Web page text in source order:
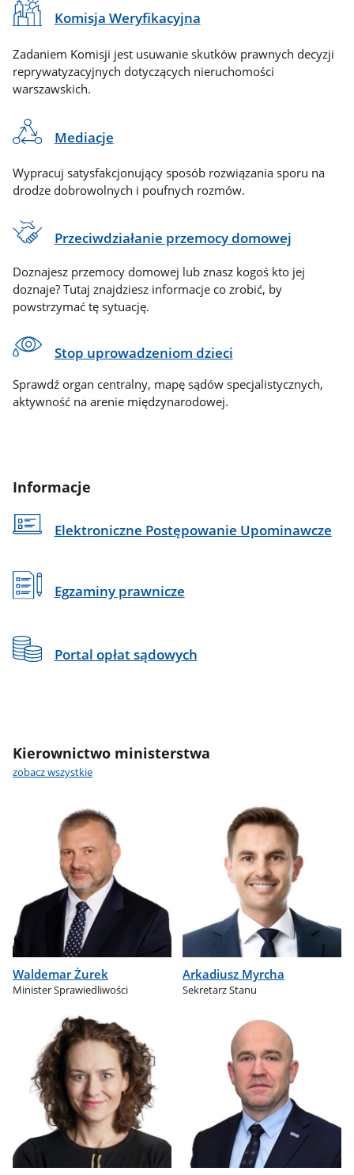
Komisja Weryfikacyjna
Zadaniem Komisji jest usuwanie skutków prawnych decyzji
reprywatyzacyjnych dotyczących nieruchomości
warszawskich.
Mediacje
Wypracuj satysfakcjonujący sposób rozwiązania sporu na
drodze dobrowolnych i poufnych rozmów.
Przeciwdziałanie przemocy domowej
Doznajesz przemocy domowej lub znasz kogoś kto jej
doznaje? Tutaj znajdziesz informacje co zrobić, by
powstrzymać tę sytuację.
Stop uprowadzeniom dzieci
Sprawdź organ centralny, mapę sądów specjalistycznych,
aktywność na arenie międzynarodowej.
Informacje
Elektroniczne Postępowanie Upominawcze
Egzaminy prawnicze
Portal opłat sądowych
Kierownictwo ministerstwa
zobacz wszystkie
Waldemar Żurek
Minister Sprawiedliwości
Arkadiusz Myrcha
Sekretarz Stanu